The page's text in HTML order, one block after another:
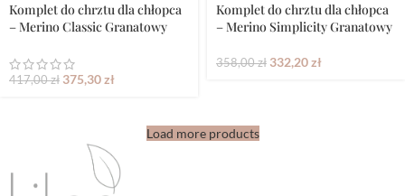
Komplet do chrztu dla chłopca
– Merino Classic Granatowy
417,00zł 375,30zł
Komplet do chrztu dla chłopca
– Merino Simplicity Granatowy
358,00zł 332,20zł
Load more products